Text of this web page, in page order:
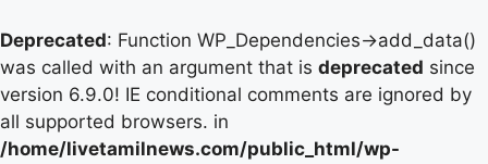
Deprecated: Function WP_Dependencies->add_data()
was called with an argument that is deprecated since
version 6.9.0! IE conditional comments are ignored by
all supported browsers. in
/home/livetamilnews.com/public_html/wp-